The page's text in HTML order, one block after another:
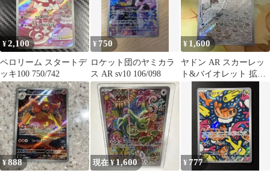
¥2,100
ペロリーム スタートデ
ッキ100 750/742
¥ 750
ロケット団のヤミカラ
ス AR sv10 106/098
¥ 1,600
ヤドン AR スカーレッ
ト&バイオレット 拡張
パック バイオレットex
キラ …
¥888 現在 ¥1,600 ¥ 777